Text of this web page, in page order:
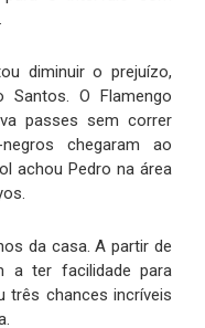
diminuir o prejuízo,
O Flamengo
passes sem correr
chegaram ao
achou Pedro na área
da casa. A partir de
a ter facilidade para
três chances incríveis